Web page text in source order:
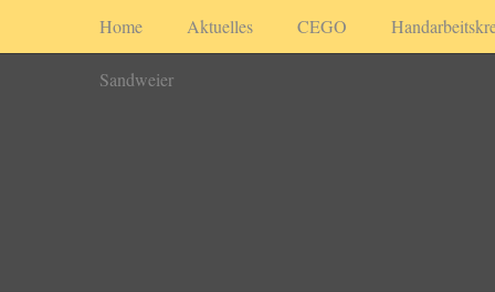
Home Aktuelles CEGO
Sandweier